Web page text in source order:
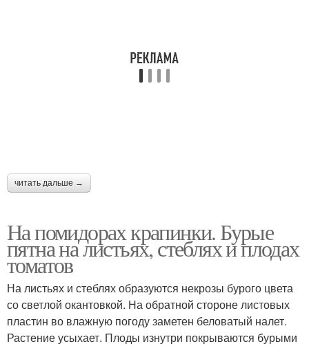
читать дальше →
На помидорах крапинки. Бурые
пятна на листьях, стеблях и плодах
томатов
На листьях и стеблях образуются некрозы бурого цвета
со светлой окантовкой. На обратной стороне листовых
пластин во влажную погоду заметен беловатый налет.
Растение усыхает. Плоды изнутри покрываются бурыми